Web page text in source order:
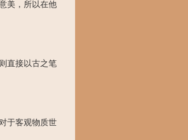
美，所以在他
直接以古之笔
于客观物质世